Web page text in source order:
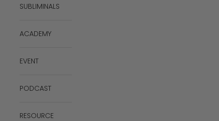
SUBLIMINALS
ACADEMY
EVENT
PODCAST
RESOURCE